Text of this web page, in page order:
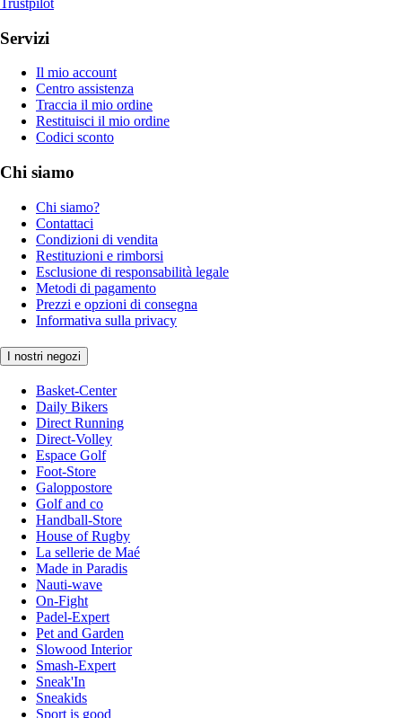
Servizi
Il mio account
Centro assistenza
Traccia il mio ordine
Restituisci il mio ordine
Codici sconto
Chi siamo
Chi siamo?
Contattaci
Condizioni di vendita
Restituzioni e rimborsi
Esclusione di responsabilità legale
Metodi di pagamento
Prezzi e opzioni di consegna
Informativa sulla privacy
I nostri negozi
Basket-Center
Daily Bikers
Direct Running
Direct-Volley
Espace Golf
Foot-Store
Galoppostore
Golf and co
Handball-Store
House of Rugby
La sellerie de Maé
Made in Paradis
Nauti-wave
On-Fight
Padel-Expert
Pet and Garden
Slowood Interior
Smash-Expert
Sneak'In
Sneakids
Sport is good